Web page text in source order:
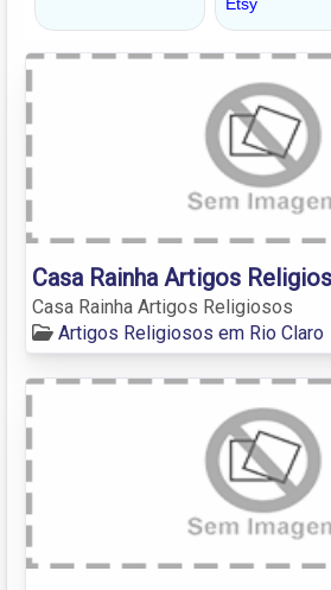
Casa Rainha Artigos
Casa Rainha Artigos Religiosos
Artigos Religiosos em Rio Claro